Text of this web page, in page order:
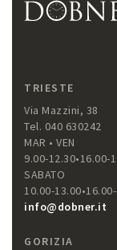
TRIESTE
Via Mazzini, 38
Tel. 040 630242
MAR • VEN
9.00-12.30•16.00-
SABATO
10.00-
info@dobner.it
GORIZIA